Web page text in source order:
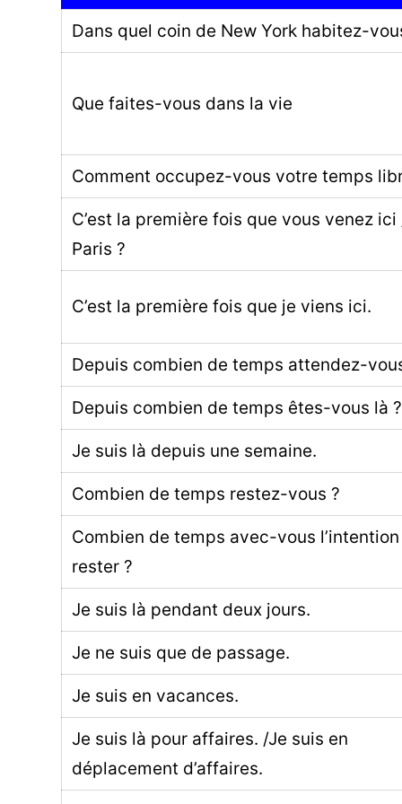
Dans quel coin de New York habitez-
Que faites-vous dans la vie
Comment occupez-vous votre temps
C’est la première fois que vous venez ici
Paris ?
C’est la première fois que je viens ici.
Depuis combien de temps attendez-
Depuis combien de temps êtes-vous là ?
Je suis là depuis une semaine.
Combien de temps restez-vous ?
Combien de temps avec-vous
rester ?
Je suis là pendant deux jours.
Je ne suis que de passage.
Je suis en vacances.
Je suis là pour affaires. /Je suis en
déplacement d’affaires.